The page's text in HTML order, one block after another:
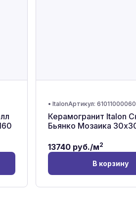
• ItalonАртикул:
Керамогранит Italon
Бьянко Мозаика
13740руб./м2
В корзину